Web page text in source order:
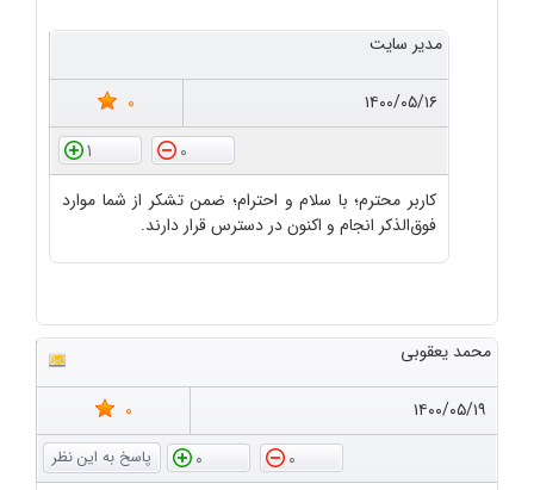
مدیر سایت
۱۴۰۰/۰۵/۱۶
0
0
1
کاربر محترم؛ با سلام و احترام؛ ضمن تشکر از شما موارد
فوق‌الذکر انجام و اکنون در دسترس قرار دارند.
محمد یعقوبی
۱۴۰۰/۰۵/۱۹
0
0
0